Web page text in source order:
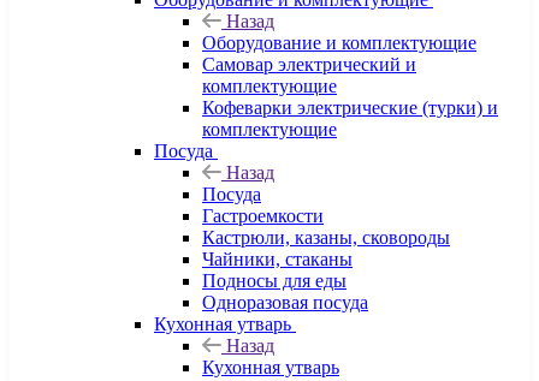
Назад
Оборудование и комплектующие
Самовар электрический и
комплектующие
Кофеварки электрические (турки) и
комплектующие
Посуда
Назад
Посуда
Гастроемкости
Кастрюли, казаны, сковороды
Чайники, стаканы
Подносы для еды
Одноразовая посуда
Кухонная утварь
Назад
Кухонная утварь